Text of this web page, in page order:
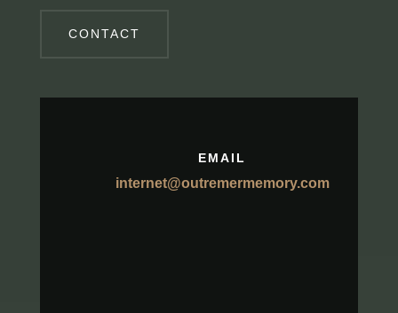
CONTACT
EMAIL
internet@outremermemory.com